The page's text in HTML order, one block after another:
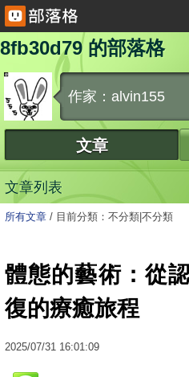
8fb30d79 的部落格
作家：alvin155
文章
文章列表
所有文章 / 目前分類：不分類|不分類
體態的藝術：從
復的療癒旅程
2025/07/31 16:01:09